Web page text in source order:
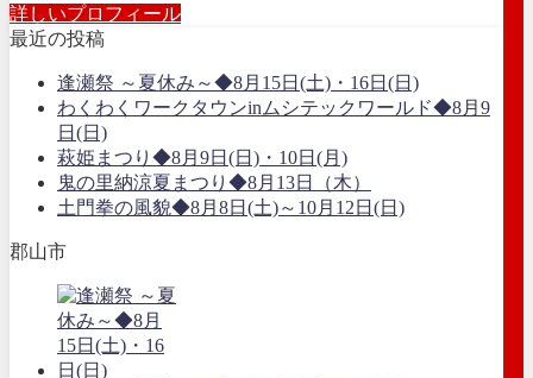
詳しいプロフィール
最近の投稿
逢瀬祭 ～夏休み～◆8月15日(土)・16日(日)
わくわくワークタウンinムシテックワールド◆8月9
日(日)
萩姫まつり◆8月9日(日)・10日(月)
鬼の里納涼夏まつり◆8月13日（木）
土門拳の風貌◆8月8日(土)～10月12日(日)
郡山市